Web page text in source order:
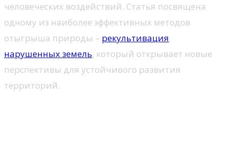
человеческих воздействий. Статья посвящена
одному из наиболее эффективных методов
отыгрыша природы – рекультивация
нарушенных земель, который открывает новые
перспективы для устойчивого развития
территорий.